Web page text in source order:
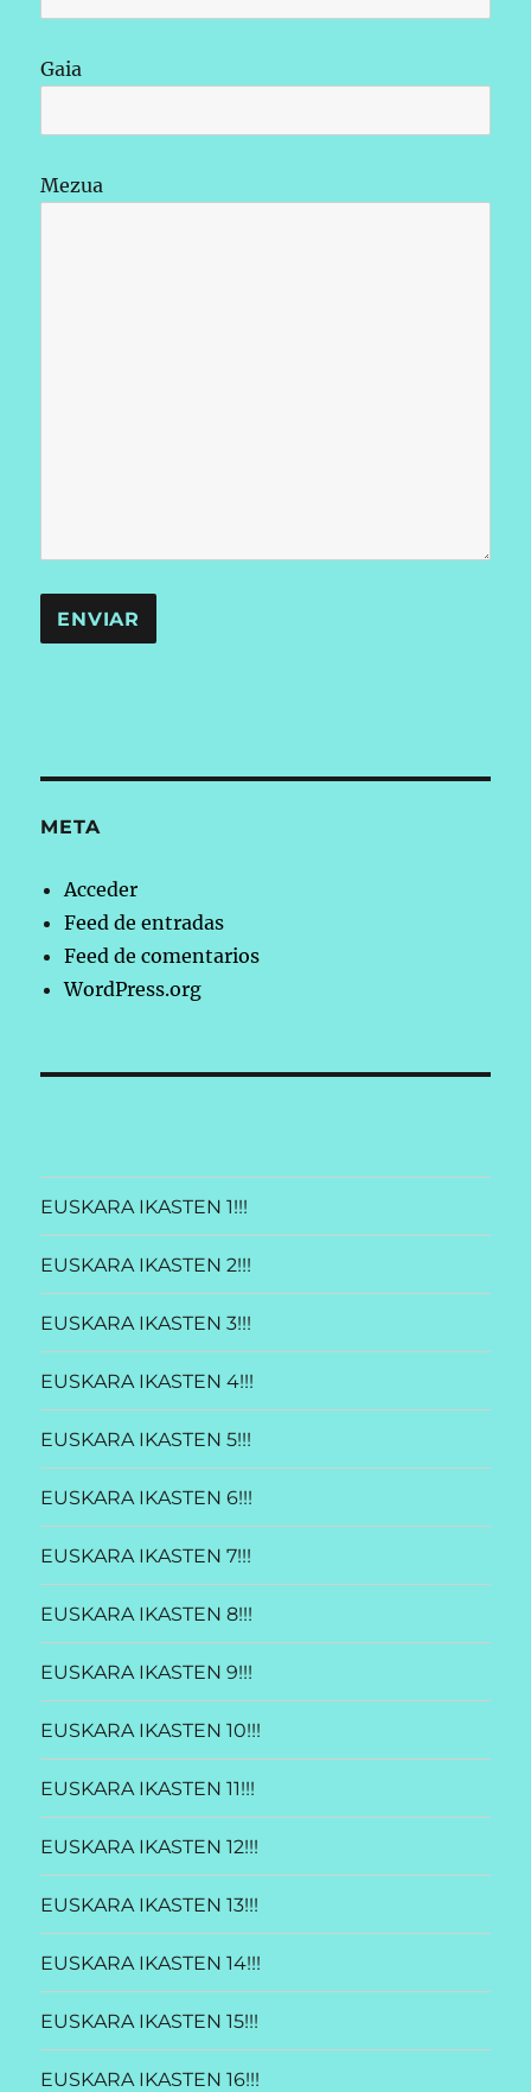
Gaia
Mezua
META
Acceder
Feed de entradas
Feed de comentarios
WordPress.org
EUSKARA IKASTEN 1!!!
EUSKARA IKASTEN 2!!!
EUSKARA IKASTEN 3!!!
EUSKARA IKASTEN 4!!!
EUSKARA IKASTEN 5!!!
EUSKARA IKASTEN 6!!!
EUSKARA IKASTEN 7!!!
EUSKARA IKASTEN 8!!!
EUSKARA IKASTEN 9!!!
EUSKARA IKASTEN 10!!!
EUSKARA IKASTEN 11!!!
EUSKARA IKASTEN 12!!!
EUSKARA IKASTEN 13!!!
EUSKARA IKASTEN 14!!!
EUSKARA IKASTEN 15!!!
EUSKARA IKASTEN 16!!!